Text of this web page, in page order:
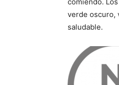
verde oscuro,
saludable.